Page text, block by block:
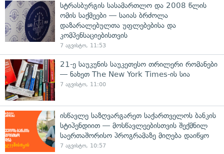
სტრასბურგის სასამართლო და 2008 წლის
ომის საქმეები — საიას ბრძოლა
დაზარალებულთა უფლებებისა და
კომპენსაციებისთვის
7 აგვისტო, 11:53
21-ე საუკუნის საუკეთესო თრილერი რომანები
— ნახეთ The New York Times-ის სია
7 აგვისტო, 11:00
ისწავლე საზღვარგარეთ საქართველოს ბანკის
სტიპენდიით — მოსწავლეებისთვის შექმნილ
საერთაშორისო პროგრამაზე მიღება დაიწყო
7 აგვისტო, 10:57